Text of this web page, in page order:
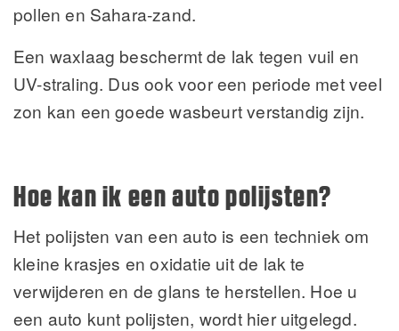
pollen en Sahara-zand.
Een waxlaag beschermt de lak tegen vuil en
UV-straling. Dus ook voor een periode met veel
zon kan een goede wasbeurt verstandig zijn.
Hoe kan ik een auto polijsten?
Het polijsten van een auto is een techniek om
kleine krasjes en oxidatie uit de lak te
verwijderen en de glans te herstellen. Hoe u
een auto kunt polijsten, wordt hier uitgelegd.